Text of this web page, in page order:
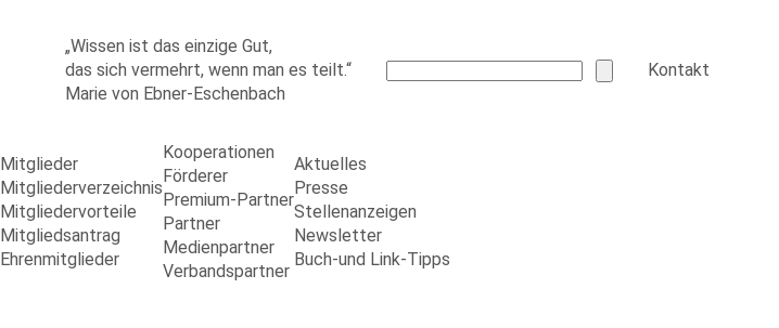
„Wissen ist das einzige Gut,
das sich vermehrt, wenn man es teilt.“
Marie von Ebner-Eschenbach
Kontakt
Mitglieder
Mitgliederverzeichnis
Mitgliedervorteile
Mitgliedsantrag
Ehrenmitglieder
Kooperationen
Förderer
Premium-Partner
Partner
Medienpartner
Verbandspartner
Aktuelles
Presse
Stellenanzeigen
Newsletter
Buch-und Link-Tipps